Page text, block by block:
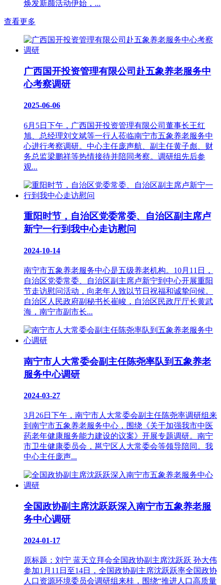
焕发新颜活动伊始，...
查看更多
广西国开投资管理有限公司赴五象养老服务中
心考察调研
2025-06-06
6月5日下午，广西国开投资管理有限公司董事长王红
旭、总经理刘文斌等一行人莅临南宁市五象养老服务中
心进行考察调研。中心主任庞声航、副主任黄子彪、财
务总监梁鹏祥等热情接待并陪同考察。调研组先后参
观...
重阳时节，自治区党委常委、自治区副主席卢
新宁一行到我中心走访慰问
2024-10-14
南宁市五象养老服务中心是五级养老机构。10月11日，
自治区党委常委、自治区副主席卢新宁到中心开展重阳
节走访慰问活动，向老年人致以节日祝福和诚挚问候。
自治区人民政府副秘书长崔峻，自治区民政厅厅长黄武
海，南宁市副市长...
南宁市人大常委会副主任陈尧率队到五象养老
服务中心调研
2024-03-27
3月26日下午，南宁市人大常委会副主任陈尧率调研组来
到南宁市五象养老服务中心，围绕《关于加强我市中医
药老年健康服务能力建设的议案》开展专题调研。南宁
市卫生健康委员会，邕宁区人大常委会等领导陪同。我
中心主任庞声...
全国政协副主席沈跃跃深入南宁市五象养老服
务中心调研
2024-01-17
原标题：刘宁 蓝天立拜会全国政协副主席沈跃跃 孙大伟
参加1月11日至14日，全国政协副主席沈跃跃率全国政协
人口资源环境委员会调研组来桂，围绕“推进人口高质量